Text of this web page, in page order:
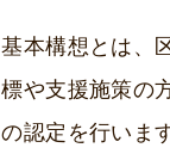
基本構想とは、
標や支援施策の
の認定を行いま